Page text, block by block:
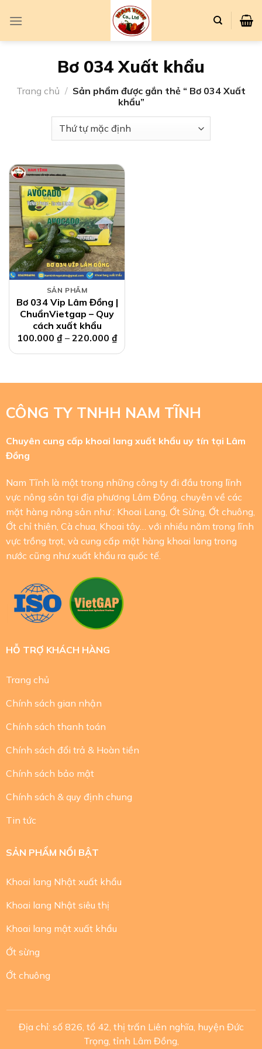
đến
Bơ 034 Xuất khẩu
Trang chủ / Sản phẩm được gắn thẻ “ Bơ 034 Xuất
khẩu”
SẢN PHẨM
Bơ 034 Vip Lâm Đồng |
ChuẩnVietgap – Quy
cách xuất khẩu
100.000 ₫– 220.000 ₫
CÔNG TY TNHH NAM TĨNH
Chuyên cung cấp khoai lang xuất khẩu uy tín tại Lâm
Đồng
Nam Tĩnh là một trong những công ty đi đầu trong lĩnh
vực nông sản tại địa phương Lâm Đồng, chuyên về các
mặt hàng nông sản như : Khoai Lang, Ớt Sừng, Ớt chuông,
Ớt chỉ thiên, Cà chua, Khoai tây… với nhiều năm trong lĩnh
vực trồng trọt, và cung cấp mặt hàng khoai lang trong
nước cũng như xuất khẩu ra quốc tế.
HỖ TRỢ KHÁCH HÀNG
Trang chủ
Chính sách gian nhận
Chính sách thanh toán
Chính sách đổi trả & Hoàn tiền
Chính sách bảo mật
Chính sách & quy định chung
Tin tức
SẢN PHẨM NỔI BẬT
Khoai lang Nhật xuất khẩu
Khoai lang Nhật siêu thị
Khoai lang mật xuất khẩu
Ớt sừng
Ớt chuông
Địa chỉ: số 826, tổ 42, thị trấn Liên nghĩa, huyện Đức
Trọng, tỉnh Lâm Đồng,